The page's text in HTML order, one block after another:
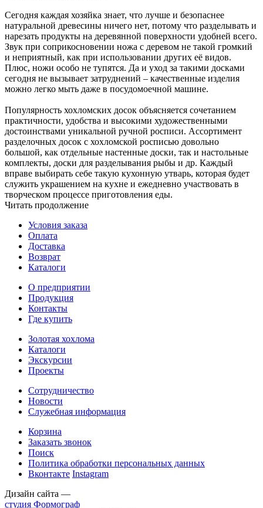
Сегодня каждая хозяйка знает, что лучше и безопаснее
натуральной древесины ничего нет, потому что разделывать и
нарезать продукты на деревянной поверхности удобней всего.
Звук при соприкосновении ножа с деревом не такой громкий
и неприятный, как при использовании других её видов.
Плюс, ножи особо не тупятся. Да и уход за такими досками
сегодня не вызывает затруднений – качественные изделия
можно легко мыть даже в посудомоечной машине.
Популярность хохломских досок объясняется сочетанием
практичности, удобства и высокими художественными
достоинствами уникальной ручной росписи. Ассортимент
разделочных досок с хохломской росписью довольно
большой, как отдельные настенные доски, так и настольные
комплекты, доски для разделывания рыбы и др. Каждый
вправе выбирать себе такую кухонную утварь, которая будет
служить украшением на кухне и ежедневно участвовать в
творческом процессе приготовления еды.
Читать продолжение
Условия заказа
Оплата
Доставка
Возврат
Каталоги
О предприятии
Продукция
Контакты
Где купить
Золотая хохлома
Каталоги
Экскурсии
Проекты
Сотрудничество
Новости
Служебная информация
Корзина
Заказать звонок
Поиск
Политика обработки персональных данных
Вконтакте Instagram
Дизайн сайта —
студия Формограф